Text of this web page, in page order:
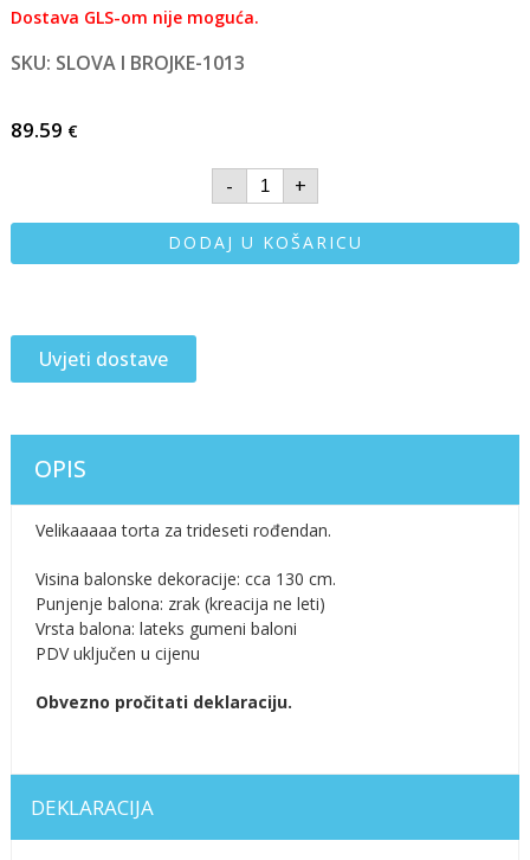
Dostava GLS-om nije moguća.
SKU: SLOVA I BROJKE-1013
89.59 €
- +
DODAJ U KOŠARICU
Uvjeti dostave
OPIS
Velikaaaaa torta za trideseti rođendan.
Visina balonske dekoracije: cca 130 cm.
Punjenje balona: zrak (kreacija ne leti)
Vrsta balona: lateks gumeni baloni
PDV uključen u cijenu
Obvezno pročitati deklaraciju.
DEKLARACIJA